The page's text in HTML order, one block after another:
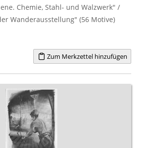
Chemie, Stahl- und Walzwerk" /
Wanderausstellung" (56 Motive)
Zum Merkzettel hinzufügen